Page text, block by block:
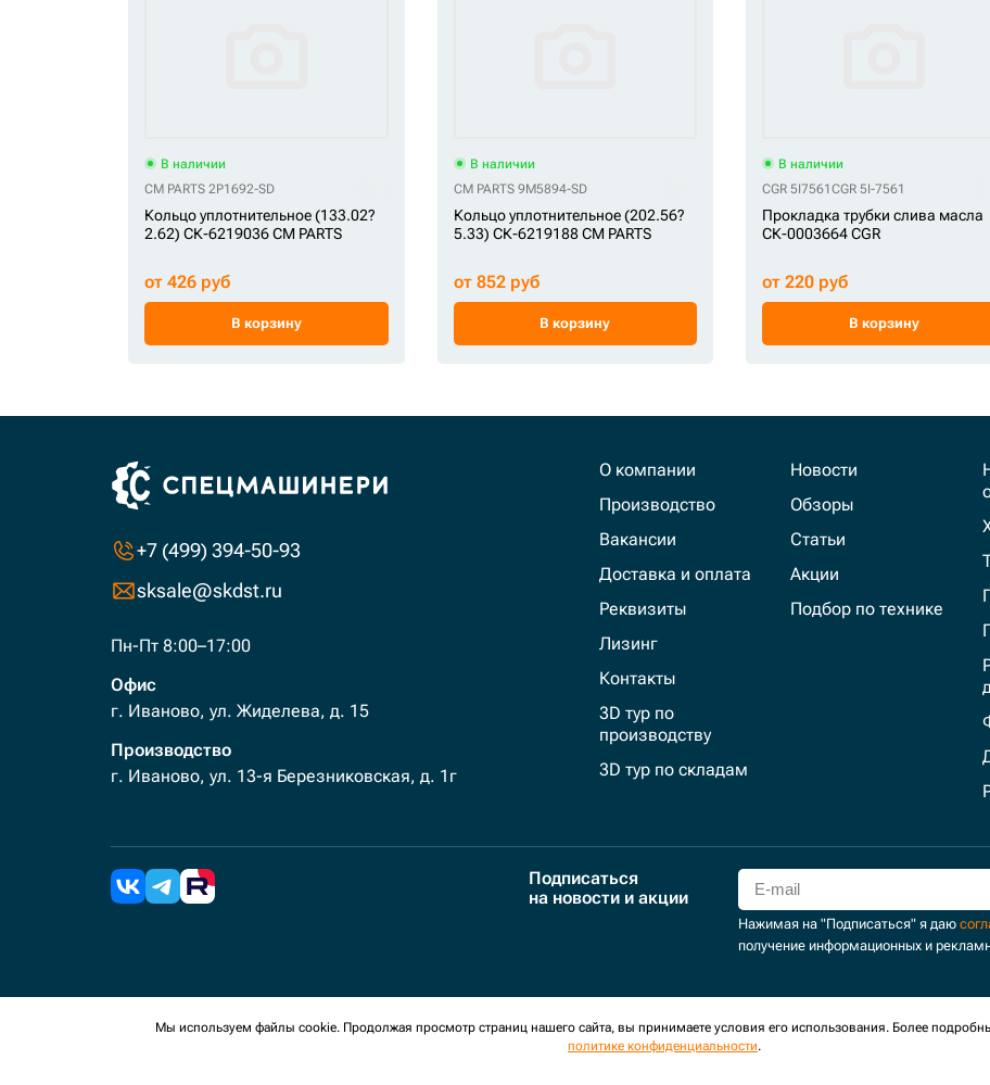
В наличии
CM PARTS 2P1692-SD
Кольцо уплотнительное (133.02?
2.62) СК-6219036 CM PARTS
от 426 руб
В корзину
В наличии
CM PARTS 9M5894-SD
Кольцо уплотнительное (202.56?
5.33) СК-6219188 CM PARTS
от 852 руб
В корзину
В наличии
CGR 5I7561CGR 5I-7561
Прокладка трубки слива масла
СК-0003664 CGR
от 220 руб
В корзину
+7 (499) 394-50-93
sksale@skdst.ru
Пн-Пт 8:00–17:00
Офис
г. Иваново, ул. Жиделева, д. 15
Производство
г. Иваново, ул. 13-я Березниковская, д. 1г
О компании
Производство
Вакансии
Доставка и оплата
Реквизиты
Лизинг
Контакты
3D тур по
производству
3D тур по складам
Новости
Обзоры
Статьи
Акции
Подбор по технике
Подписаться
на новости и акции
Нажимая на "Подписаться" я даю
получение информационных и
2026 Все права защищены. Мы используем cookies для сбора обезличенных персональных данных. Оставаясь на
Мы используем файлы cookie. Продолжая просмотр страниц нашего сайта, вы принимаете условия его использования. Более
политике конфиденциальности.